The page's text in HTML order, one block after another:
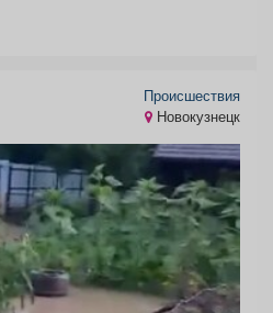
Происшествия
Новокузнецк